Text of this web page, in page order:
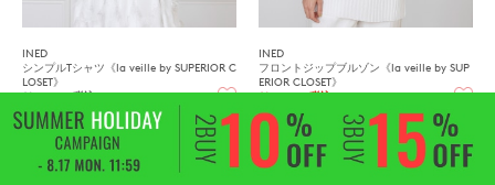
INED
シンプルTシャツ《la veille by SUPERIOR C
LOSET》
￥16,500(税込)
INED
フロントジップブルゾン《la veille by SUP
ERIOR CLOSET》
￥22,000(税込)
60%
60%
OFF